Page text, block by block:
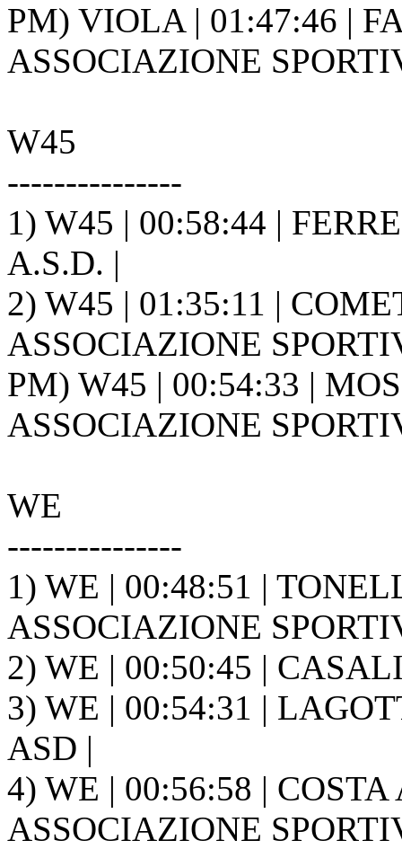
PM) VIOLA | 01:47:46 |
ASSOCIAZIONE
W45
---------------
1) W45 | 00:58:44 |
A.S.D. |
2) W45 | 01:35:11 |
ASSOCIAZIONE
PM) W45 | 00:54:33 |
ASSOCIAZIONE
WE
---------------
1) WE | 00:48:51 |
ASSOCIAZIONE
2) WE | 00:50:45 |
3) WE | 00:54:31 |
ASD |
4) WE | 00:56:58 |
ASSOCIAZIONE